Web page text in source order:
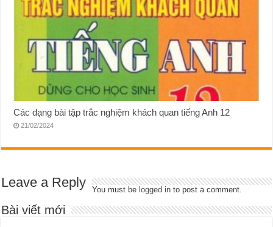
Các dạng bài tập trắc nghiệm khách quan tiếng Anh 12
21/02/2024
Leave a Reply You must be logged in to post a comment.
Bài viết mới